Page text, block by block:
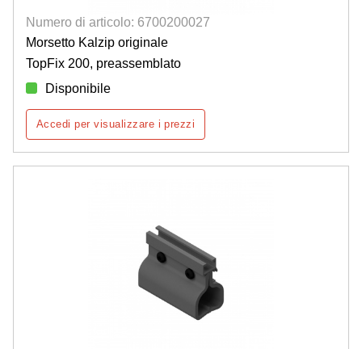
Numero di articolo: 6700200027
Morsetto Kalzip originale
TopFix 200, preassemblato
Disponibile
Accedi per visualizzare i prezzi